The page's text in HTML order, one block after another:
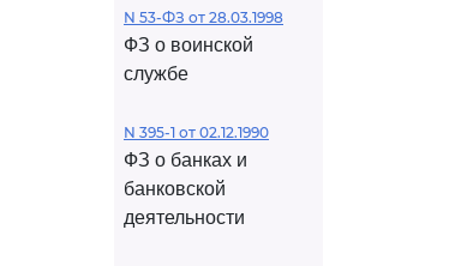
N 53-ФЗ от 28.03.1998
ФЗ о воинской
службе
N 395-1 от 02.12.1990
ФЗ о банках и
банковской
деятельности